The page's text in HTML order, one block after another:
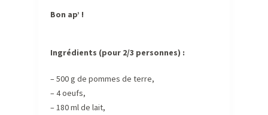
Bon ap’ !
Ingrédients (pour 2/3 personnes) :
– 500 g de pommes de terre,
– 4 oeufs,
– 180 ml de lait,